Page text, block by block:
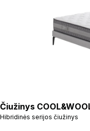
Čiužinys
Hibridinės serijos čiužinys